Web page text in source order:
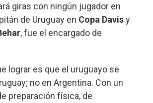
giras con ningún jugador en
de Uruguay en Copa Davisy
, fue el encargado de
lograr es que el uruguayo se
no en Argentina. Con un
preparación física, de